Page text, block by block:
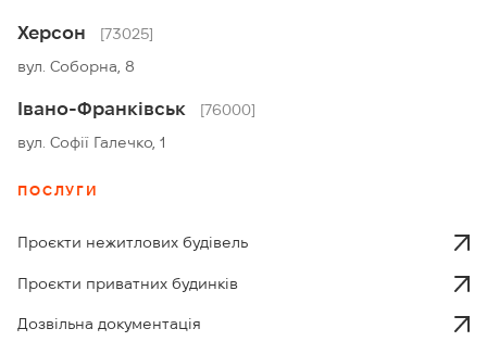
Херсон
[73025]
вул. Соборна, 8
Івано-Франківськ
[76000]
вул. Софії Галечко, 1
ПОСЛУГИ
Проєкти нежитлових будівель
Проєкти приватних будинків
Дозвільна документація